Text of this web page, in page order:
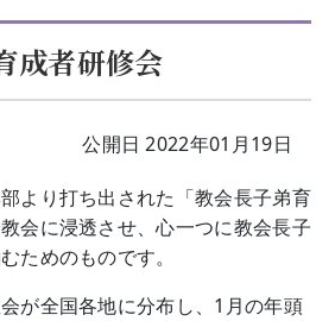
成者研修会
公開日 2022年01月19日
より打ち出された「教会長子弟育
会に浸透させ、心一つに教会長子
ためのものです。
が全国各地に分布し、1月の年頭